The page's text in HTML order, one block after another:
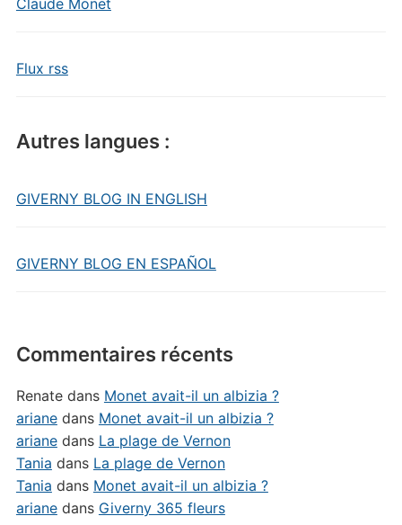
Claude Monet
Flux rss
Autres langues :
GIVERNY BLOG IN ENGLISH
GIVERNY BLOG EN ESPAÑOL
Commentaires récents
Renatedans Monet avait-il un albizia ?
arianedans Monet avait-il un albizia ?
arianedans La plage de Vernon
Tania dans La plage de Vernon
Tania dans Monet avait-il un albizia ?
arianedans Giverny 365 fleurs